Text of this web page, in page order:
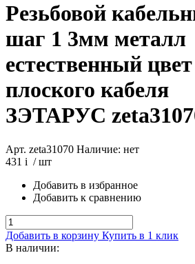
Резьбовой
шаг 1 3мм металл
естественный
плоского кабеля
ЗЭТАРУС
Арт. zeta31070 Наличие: нет
431 i / шт
Добавить в избранное
Добавить к сравнению
Добавить в корзину Купить в 1 клик
В наличии: